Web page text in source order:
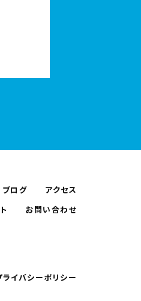
ブログ アクセス
お問い合わせ
ライバシーポリシー